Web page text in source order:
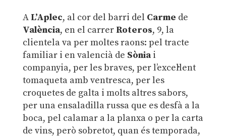
A L’Aplec, al cor del barri del Carme de
València, en el carrer Roteros, 9, la
clientela va per moltes raons: pel tracte
familiar i en valencià de Sòniai
companyia, per les braves, per l’excel·lent
tomaqueta amb ventresca, per les
croquetes de galta i molts altres sabors,
per una ensaladilla russa que es desfà a la
boca, pel calamar a la planxa o per la carta
de vins, però sobretot, quan és temporada,